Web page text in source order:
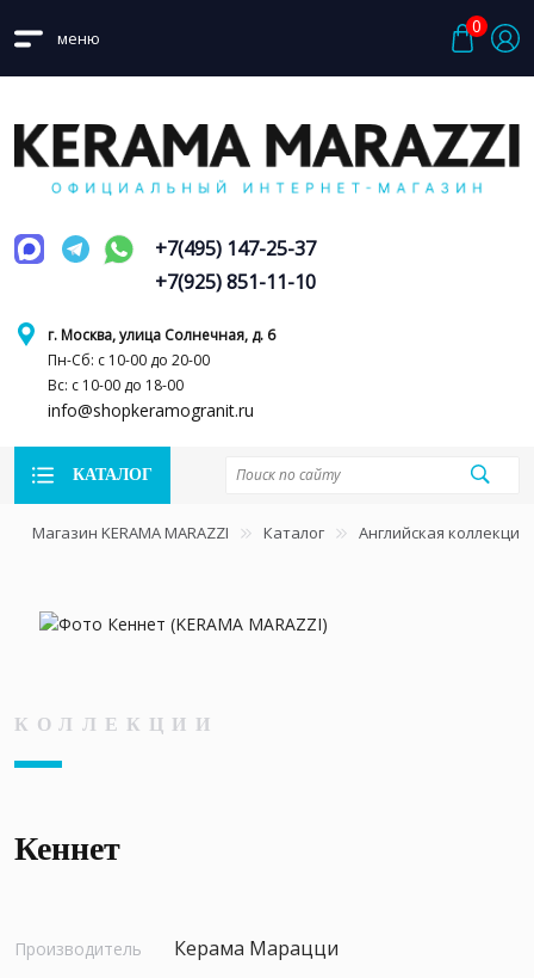
меню
0
г. Москва, улица Солнечная, д. 6
Пн-Сб: с 10-00 до 20-00
Вс: с 10-00 до 18-00
info@shopkeramogranit.ru
+7(495) 147-25-37
+7(925) 851-11-10
КАТАЛОГ
Магазин KERAMA MARAZZI Каталог Английская коллекция
КОЛЛЕКЦИИ
Кеннет
Производитель Керама Марацци